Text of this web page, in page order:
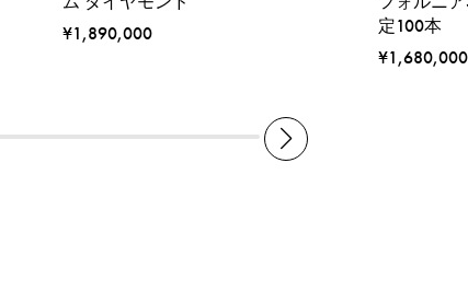
¥1,890,000
定100本
¥1,680,000